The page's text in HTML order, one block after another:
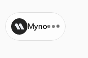
MynoFunktionen